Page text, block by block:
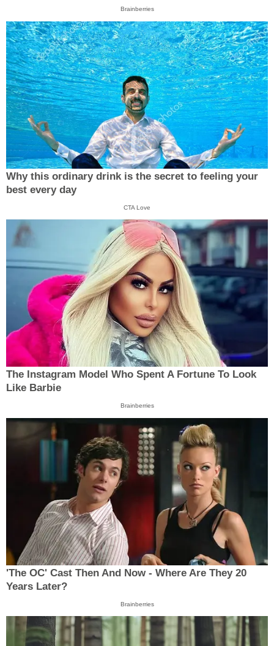
Brainberries
Why this ordinary drink is the secret to feeling your
best every day
CTA Love
The Instagram Model Who Spent A Fortune To Look
Like Barbie
Brainberries
'The OC' Cast Then And Now - Where Are They 20
Years Later?
Brainberries